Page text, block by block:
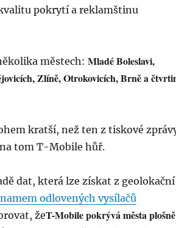
pokrytí a reklamštinu
městech: Mladé Boleslavi,
Zlíně, Otrokovicích, Brně a
kratší, než ten z tiskové
tom T-Mobile hůř.
dat, která lze získat z geolokační
odlovených vysílačů
žeT-Mobile pokrývá města plošně